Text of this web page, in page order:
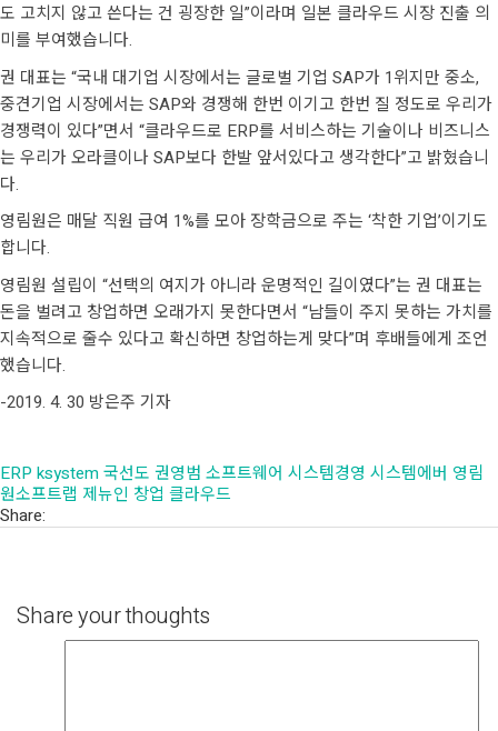
도 고치지 않고 쓴다는 건 굉장한 일”이라며 일본 클라우드 시장 진출 의
미를 부여했습니다.
권 대표는 “국내 대기업 시장에서는 글로벌 기업 SAP가 1위지만 중소,
중견기업 시장에서는 SAP와 경쟁해 한번 이기고 한번 질 정도로 우리가
경쟁력이 있다”면서 “클라우드로 ERP를 서비스하는 기술이나 비즈니스
는 우리가 오라클이나 SAP보다 한발 앞서있다고 생각한다”고 밝혔습니
다.
영림원은 매달 직원 급여 1%를 모아 장학금으로 주는 ‘착한 기업’이기도
합니다.
영림원 설립이 “선택의 여지가 아니라 운명적인 길이였다”는 권 대표는
돈을 벌려고 창업하면 오래가지 못한다면서 “남들이 주지 못하는 가치를
지속적으로 줄수 있다고 확신하면 창업하는게 맞다”며 후배들에게 조언
했습니다.
-2019. 4. 30 방은주 기자
ERP ksystem국선도 권영범 소프트웨어 시스템경영 시스템에버 영림
원소프트랩 제뉴인 창업 클라우드
Share:
Share your thoughts